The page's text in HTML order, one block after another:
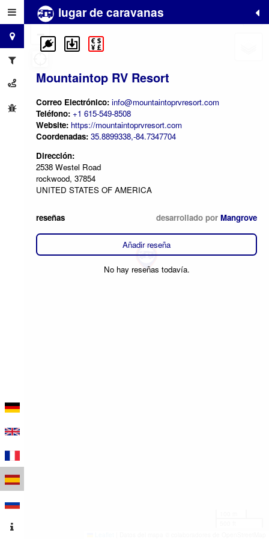
lugar de caravanas
Mountaintop RV Resort
Correo Electrónico: info@mountaintoprvresort.com
Teléfono: +1 615-549-8508
Website: https://mountaintoprvresort.com
Coordenadas: 35.8899338,-84.7347704
Dirección:
2538 Westel Road
rockwood, 37854
UNITED STATES OF AMERICA
reseñas desarrollado por Mangrove
Añadir reseña
No hay reseñas todavía.
+
−